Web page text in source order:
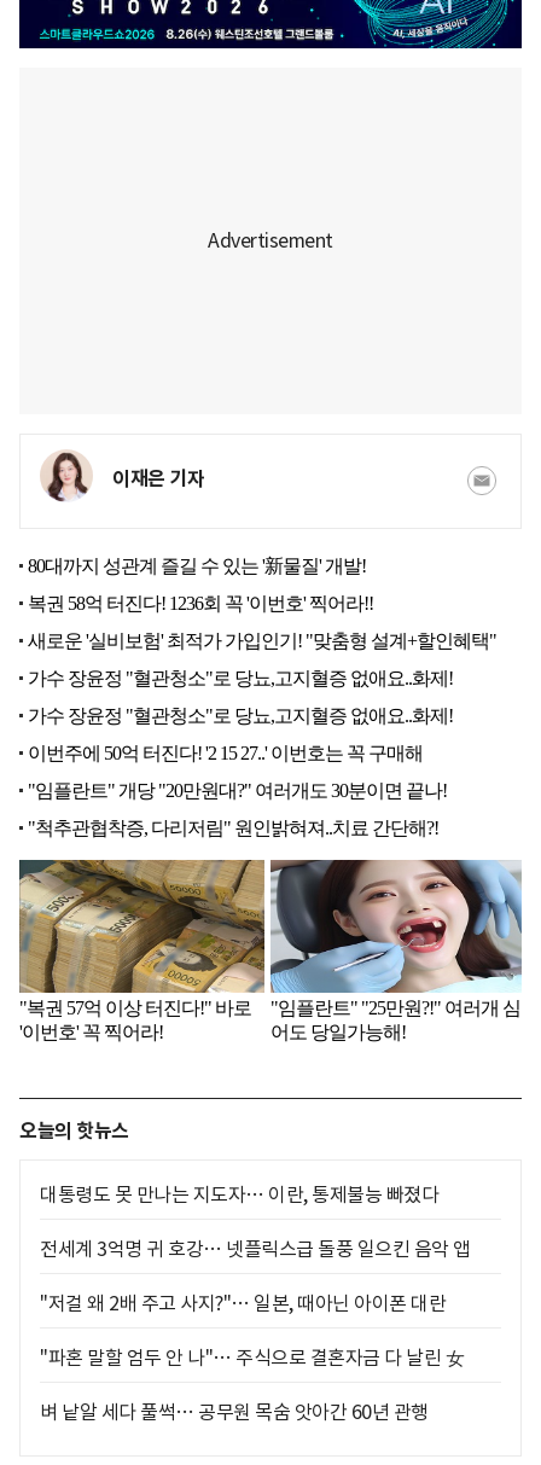
이재은 기자
오늘의 핫뉴스
대통령도 못 만나는 지도자… 이란, 통제불능 빠졌다
전세계 3억명 귀 호강… 넷플릭스급 돌풍 일으킨 음악 앱
"저걸 왜 2배 주고 사지?"… 일본, 때아닌 아이폰 대란
"파혼 말할 엄두 안 나"… 주식으로 결혼자금 다 날린 女
벼 낱알 세다 풀썩… 공무원 목숨 앗아간 60년 관행